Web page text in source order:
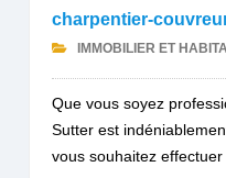
charpentier-
IMMOBILIER ET
Que vous soyez
Sutter est
vous souhaitez effectuer